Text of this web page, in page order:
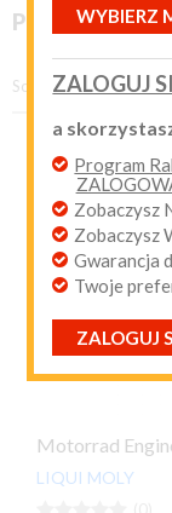
WYBIERZ
ZALOGUJ
a
Program
Zobaczysz
Zobaczysz
Gwarancja
Twoje
ZALOGUJ
Hasło:
przypomnij mi
Sortuj według
Motorrad
LIQUI MOLY